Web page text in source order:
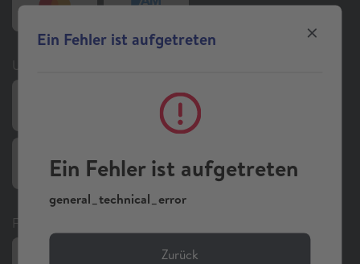
Unsere Auszeichnungen und Zertifizierungen
Folgen Sie uns auf Social Media
Ein Fehler ist aufgetreten
Ein Fehler ist aufgetreten
general_technical_error
Zurück